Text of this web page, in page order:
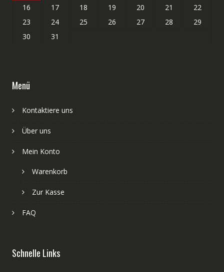
16
17 18 19 20 21
22
23
24 25 26 27 28
29
30
31
Menü
Kontaktiere uns
Über uns
Mein Konto
Warenkorb
Zur Kasse
FAQ
Schnelle Links